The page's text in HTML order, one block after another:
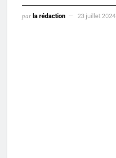
par la rédaction 23 juillet 2024